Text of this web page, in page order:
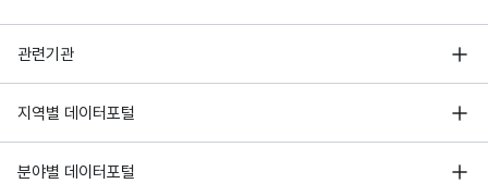
관련기관
행정안전부
한국지능정보사회진흥원
국가정보자원관리원
지역별 데이터포털
서울 열린데이터광장
경기데이터드림
분야별 데이터포털
기상자료개방포털